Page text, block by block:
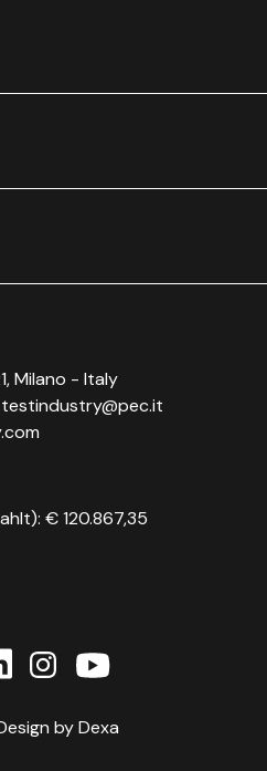
Milano - Italy
testindustry@pec.it
€ 120.867,35
by Dexa